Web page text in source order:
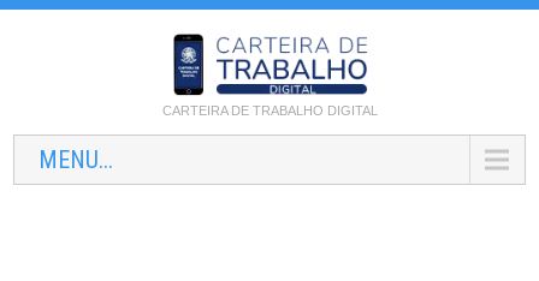
CARTEIRA DE TRABALHO DIGITAL
MENU...